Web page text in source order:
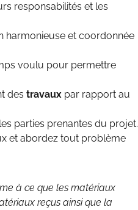
responsabilités et les
harmonieuse et coordonnée
voulu pour permettre
des travaux par rapport au
parties prenantes du projet.
et abordez tout problème
à ce que les matériaux
reçus ainsi que la